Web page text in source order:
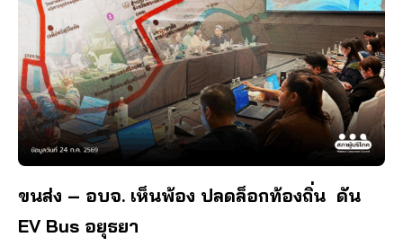
ขนส่ง – อบจ. เห็นพ้อง ปลดล็อกท้องถิ่น ดัน
EV Bus อยุธยา